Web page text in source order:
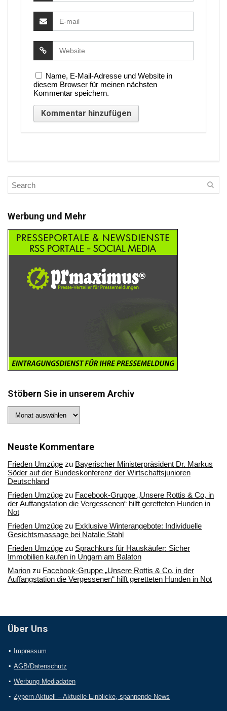
Name, E-Mail-Adresse und Website in
diesem Browser für meinen nächsten
Kommentar speichern.
Werbung und Mehr
Stöbern Sie in unserem Archiv
Sie
Archiv
Neuste Kommentare
Frieden Umzüge zu Bayerischer Ministerpräsident Dr. Markus
Söder auf der Bundeskonferenz der Wirtschaftsjunioren
Deutschland
Frieden Umzüge zu Facebook-Gruppe „Unsere Rottis & Co, in
der Auffangstation die Vergessenen“ hilft geretteten Hunden in
Not
Frieden Umzüge zu Exklusive Winterangebote: Individuelle
Gesichtsmassage bei Natalie Stahl
Frieden Umzüge zu Sprachkurs für Hauskäufer: Sicher
Immobilien kaufen in Ungarn am Balaton
Marion zu Facebook-Gruppe „Unsere Rottis & Co, in der
Auffangstation die Vergessenen“ hilft geretteten Hunden in Not
Über Uns
Impressum
AGB/Datenschutz
Werbung Mediadaten
Zypern Aktuell – Aktuelle Einblicke, spannende News